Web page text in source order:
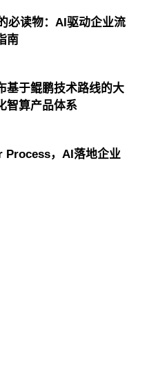
必读物：AI驱动企业流
南
基于鲲鹏技术路线的大
智算产品体系
Process，AI落地企业